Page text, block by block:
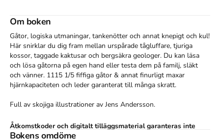
Om boken
Gåtor, logiska utmaningar, tankenötter och annat knepigt och kul!
Här snirklar du dig fram mellan urspårade tågluffare, tjuriga
kossor, taggade kaktusar och bergsäkra geologer. Du kan läsa
och lösa gåtorna på egen hand eller testa dem på familj, släkt
och vänner. 1115 1/5 fiffiga gåtor & annat finurligt maxar
hjärnkapaciteten och leder garanterat till många skratt.
Full av skojiga illustrationer av Jens Andersson.
Åtkomstkoder och digitalt tilläggsmaterial garanteras inte
med begagnade böcker
Bokens omdöme